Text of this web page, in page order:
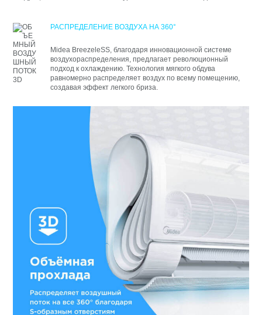
РАСПРЕДЕЛЕНИЕ ВОЗДУХА НА 360°
Midea BreezeleSS, благодаря инновационной системе
воздухораспределения, предлагает революционный
подход к охлаждению. Технология мягкого обдува
равномерно распределяет воздух по всему помещению,
создавая эффект легкого бриза.